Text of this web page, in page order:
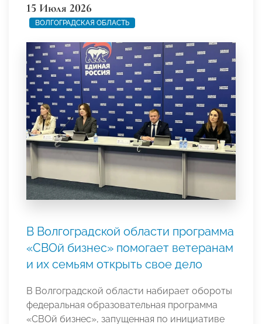
15 Июля 2026
ВОЛГОГРАДСКАЯ ОБЛАСТЬ
В Волгоградской области программа
«СВОй бизнес» помогает ветеранам
и их семьям открыть свое дело
В Волгоградской области набирает обороты
федеральная образовательная программа
«СВОй бизнес», запущенная по инициативе